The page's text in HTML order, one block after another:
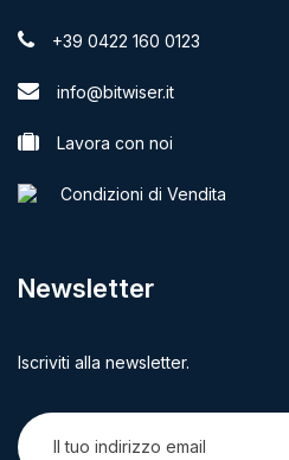
+39 0422 160 0123
info@bitwiser.it
Lavora con noi
Condizioni di Vendita
Newsletter
Iscriviti alla newsletter.